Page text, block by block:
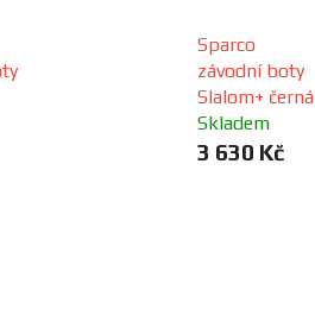
Sparco
závodní boty
Slalom+ černá
Skladem
3 630 Kč